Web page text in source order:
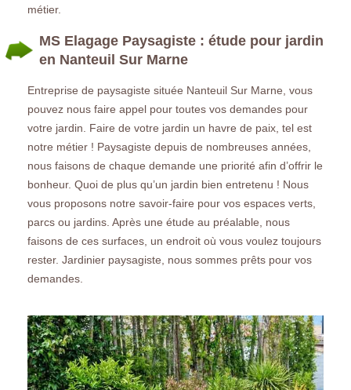
métier.
MS Elagage Paysagiste : étude pour jardin
en Nanteuil Sur Marne
Entreprise de paysagiste située Nanteuil Sur Marne, vous
pouvez nous faire appel pour toutes vos demandes pour
votre jardin. Faire de votre jardin un havre de paix, tel est
notre métier ! Paysagiste depuis de nombreuses années,
nous faisons de chaque demande une priorité afin d’offrir le
bonheur. Quoi de plus qu’un jardin bien entretenu ! Nous
vous proposons notre savoir-faire pour vos espaces verts,
parcs ou jardins. Après une étude au préalable, nous
faisons de ces surfaces, un endroit où vous voulez toujours
rester. Jardinier paysagiste, nous sommes prêts pour vos
demandes.